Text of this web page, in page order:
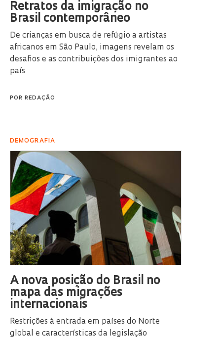
Retratos da imigração no
Brasil contemporâneo
De crianças em busca de refúgio a artistas
africanos em São Paulo, imagens revelam os
desafios e as contribuições dos imigrantes ao
país
POR REDAÇÃO
DEMOGRAFIA
A nova posição do Brasil no
mapa das migrações
internacionais
Restrições à entrada em países do Norte
global e características da legislação